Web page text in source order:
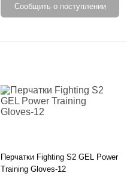
Сообщить о поступлении
Перчатки Fighting S2 GEL Power
Training Gloves-12